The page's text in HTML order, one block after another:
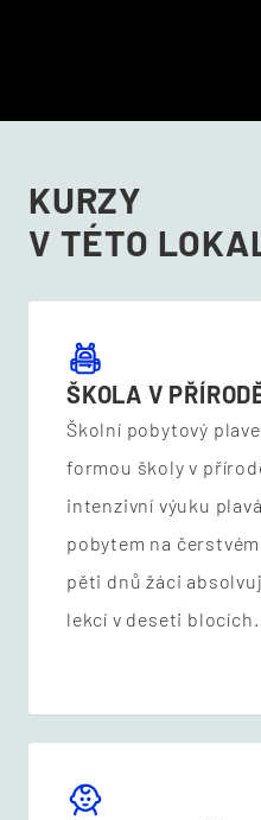
KURZY
V TÉTO
ŠKOLA V
Školní pobytový
formou školy v
intenzivní výuku
pobytem na
pěti dnů žáci
lekcí v deseti blocích.